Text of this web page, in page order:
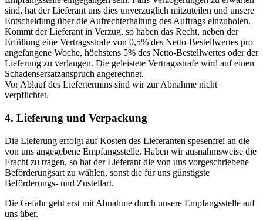
sind, hat der Lieferant uns dies unverzüglich mitzuteilen und unsere
Entscheidung über die Aufrechterhaltung des Auftrags einzuholen.
Kommt der Lieferant in Verzug, so haben das Recht, neben der
Erfüllung eine Vertragsstrafe von 0,5% des Netto-Bestellwertes pro
angefangene Woche, höchstens 5% des Netto-Bestellwertes oder der
Lieferung zu verlangen. Die geleistete Vertragsstrafe wird auf einen
Schadensersatzanspruch angerechnet.
Vor Ablauf des Liefertermins sind wir zur Abnahme nicht
verpflichtet.
4. Lieferung und Verpackung
Die Lieferung erfolgt auf Kosten des Lieferanten spesenfrei an die
von uns angegebene Empfangsstelle. Haben wir ausnahmsweise die
Fracht zu tragen, so hat der Lieferant die von uns vorgeschriebene
Beförderungsart zu wählen, sonst die für uns günstigste
Beförderungs- und Zustellart.
Die Gefahr geht erst mit Abnahme durch unsere Empfangsstelle auf
uns über.